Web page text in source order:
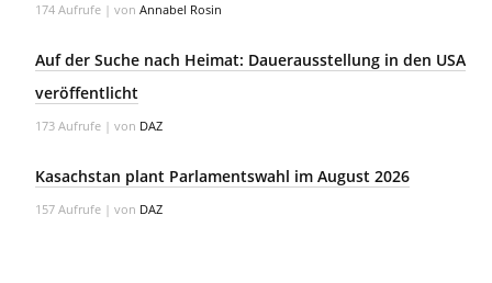
174 Aufrufe | von Annabel Rosin
Auf der Suche nach Heimat: Dauerausstellung in den USA
veröffentlicht
173 Aufrufe | von DAZ
Kasachstan plant Parlamentswahl im August 2026
157 Aufrufe | von DAZ